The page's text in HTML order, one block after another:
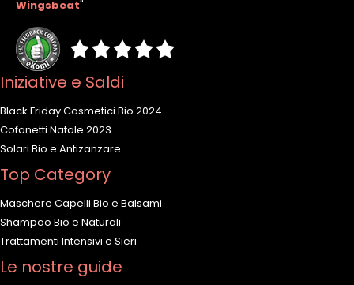
Wingsbeat"
Iniziative e Saldi
Black Friday Cosmetici Bio 2024
Cofanetti Natale 2023
Solari Bio e Antizanzare
Top Category
Maschere Capelli Bio e Balsami
Shampoo Bio e Naturali
Trattamenti Intensivi e Sieri
Le nostre guide